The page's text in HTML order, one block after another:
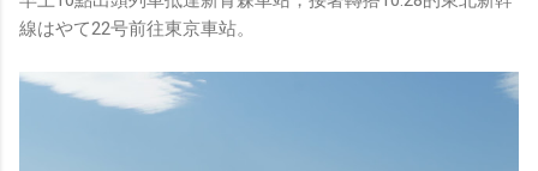
線はやて22号前往東京車站。